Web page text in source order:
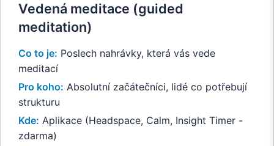
Vedená meditace (guided
meditation)
Co to je: Poslech nahrávky, která vás vede
meditací
Pro koho: Absolutní začátečníci, lidé co potřebují
strukturu
Kde: Aplikace (Headspace, Calm, Insight Timer -
zdarma)